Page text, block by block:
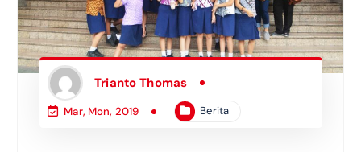
Trianto Thomas
Mar, Mon, 2019 Berita